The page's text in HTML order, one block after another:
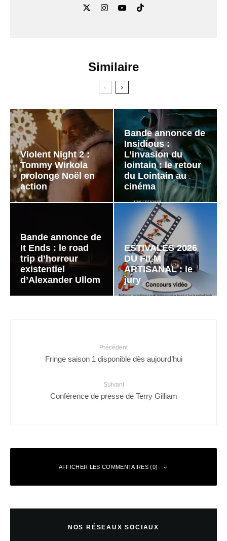
Similaire
Violent Night 2 :
Tommy Wirkola
prolonge Noël en
action
Bande annonce de
Insidious :
L’invasion du
lointain : le retour
du Lointain au
cinéma
Bande annonce de
It Ends : le road
trip d’horreur
existentiel
d’Alexander Ullom
ESTIVALES 2026
DU FILM
ARTISANAL : le
jury
Précédent
Fringe saison 1 disponible dès aujourd’hui
Suivant
Conférence de presse de Terry Gilliam
AFFICHER LES COMMENTAIRES (0)
NOS RÉSEAUX SOCIAUX